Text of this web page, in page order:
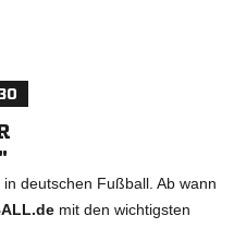
deutschen Fußball. Ab wann
mit den wichtigsten